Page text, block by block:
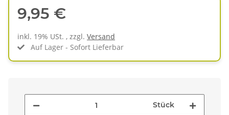
9,95 €
inkl. 19% USt. , zzgl. Versand
Auf Lager - Sofort Lieferbar
Stück